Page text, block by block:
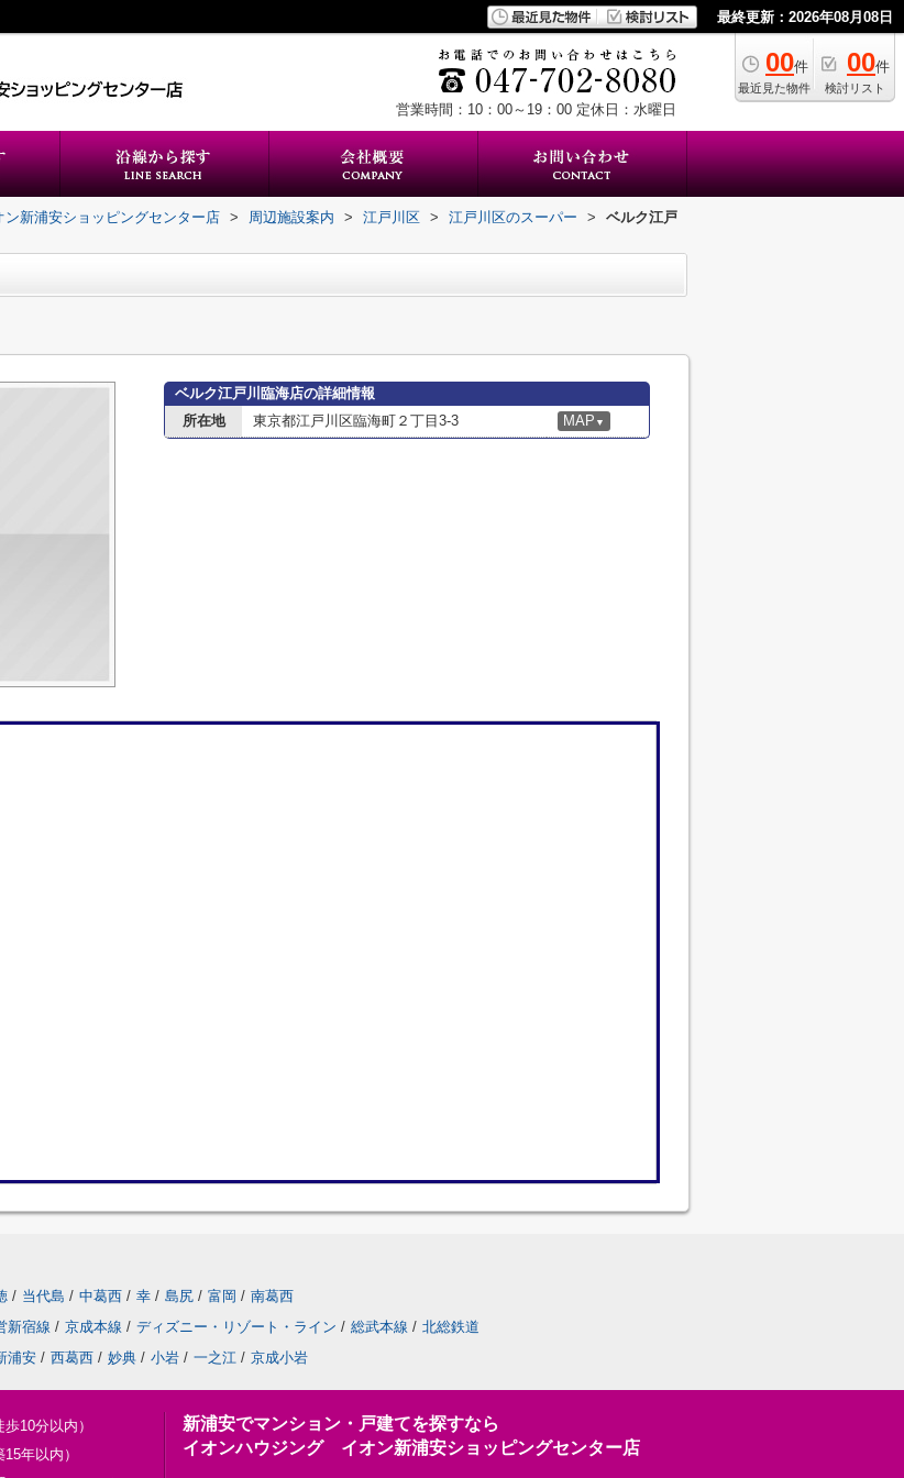
最終更新：2026年08月08日
00件
最近見た物件
00件
検討リスト
営業時間：10：00～19：00 定休日：水曜日
新浦安ショッピングセンター店 > 周辺施設案内 > 江戸川区 > 江戸川区のスーパー >
ベルク江戸
ベルク江戸川臨海店の詳細情報
所在地
東京都江戸川区臨海町２丁目3-3 MAP ▼
/ 当代島 / 中葛西 / 幸 / 島尻 / 富岡 / 南葛西
新宿線 / 京成本線 / ディズニー・リゾート・ライン / 総武本線 / 北総鉄道
浦安 / 西葛西 / 妙典 / 小岩 / 一之江 / 京成小岩
10分以内）
年以内）
新浦安でマンション・戸建てを探すなら
イオンハウジング イオン新浦安ショッピングセンター店